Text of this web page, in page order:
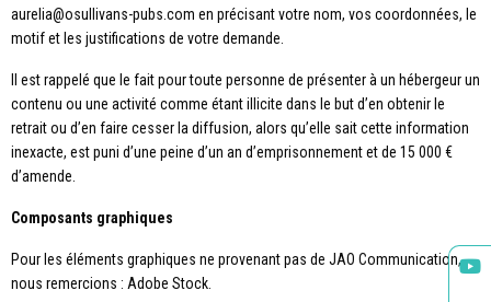
aurelia@osullivans-pubs.com en précisant votre nom, vos coordonnées, le
motif et les justifications de votre demande.
Il est rappelé que le fait pour toute personne de présenter à un hébergeur un
contenu ou une activité comme étant illicite dans le but d’en obtenir le
retrait ou d’en faire cesser la diffusion, alors qu’elle sait cette information
inexacte, est puni d’une peine d’un an d’emprisonnement et de 15 000 €
d’amende.
Composants graphiques
Pour les éléments graphiques ne provenant pas de JAO Communication,
nous remercions : Adobe Stock.